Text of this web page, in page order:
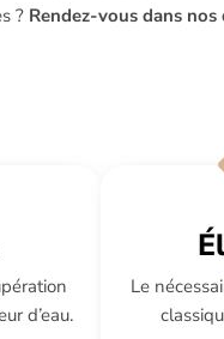
? Rendez-vous dans
d’eau.
Le